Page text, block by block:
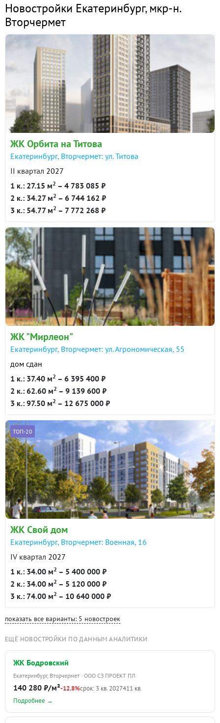
Новостройки Екатеринбург,мкр-н.
Вторчермет
ЖК Орбита на Титова
Екатеринбург, Вторчермет: ул. Титова
II квартал 2027
1 к.: 27.15 м2 – 4 783 085 ₽
2 к.: 34.27 м2 – 6 744 162 ₽
3 к.: 54.77 м2 – 7 772 268 ₽
ЖК "Мирлеон"
Екатеринбург, Вторчермет: ул. Агрономическая, 55
дом сдан
1 к.: 37.40 м2 – 6 395 400 ₽
2 к.: 62.60 м2 – 9 139 600 ₽
3 к.: 97.50 м2 – 12 675 000 ₽
ТОП-20
ЖК Свой дом
Екатеринбург, Вторчермет: Военная, 16
IV квартал 2027
1 к.: 34.00 м2 – 5 400 000 ₽
2 к.: 34.00 м2 – 5 120 000 ₽
3 к.: 74.00 м2 – 10 640 000 ₽
показать все варианты: 5 новостроек
ЕЩЁ НОВОСТРОЙКИ ПО ДАННЫМ АНАЛИТИКИ
ЖК Бодровский
Екатеринбург, Вторчермет · ООО СЗ ПРОЕКТ ПЛ
140 280 ₽/м²-12.8%срок: 3 кв. 2027411 кв.
Подробнее →